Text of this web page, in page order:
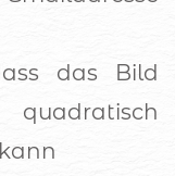
das Bild